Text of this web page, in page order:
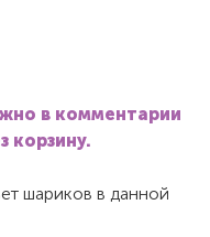
в комментарии
корзину.
шариков в данной